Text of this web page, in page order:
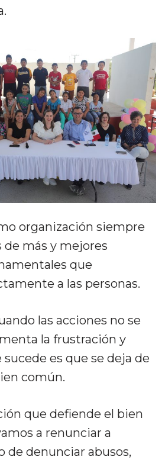
organización siempre
más y mejores
que
a las personas.
las acciones no se
la frustración y
es que se deja de
común.
que defiende el bien
a renunciar a
de denunciar abusos,